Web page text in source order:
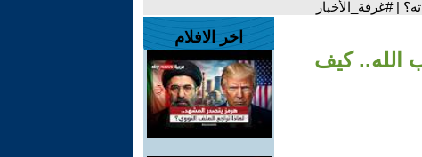
#غرفة_الأخبار
كيف
اخر الافلام